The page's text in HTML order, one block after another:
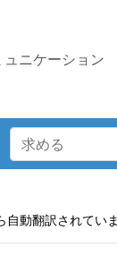
ニケーション
動翻訳されていま